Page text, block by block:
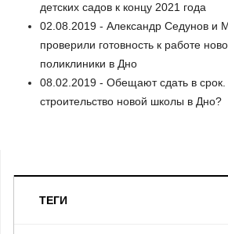
детских садов к концу 2021 года
02.08.2019 - Александр Седунов и
проверили готовность к работе
поликлиники в Дно
08.02.2019 - Обещают сдать в срок.
строительство новой школы в Дно?
ТЕГИ